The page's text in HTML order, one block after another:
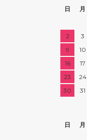
日
月
2
3
9
10
16
17
23
24
30
31
日
月